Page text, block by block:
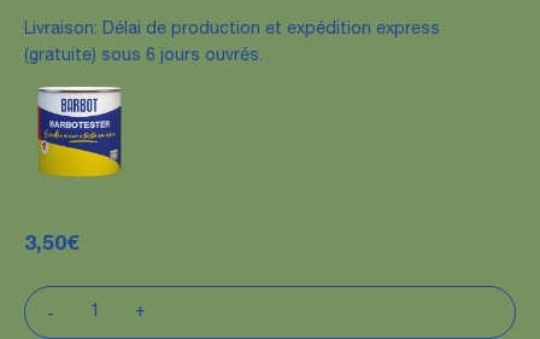
Livraison: Délai de production et expédition express
(gratuite) sous 6 jours ouvrés.
3,50€